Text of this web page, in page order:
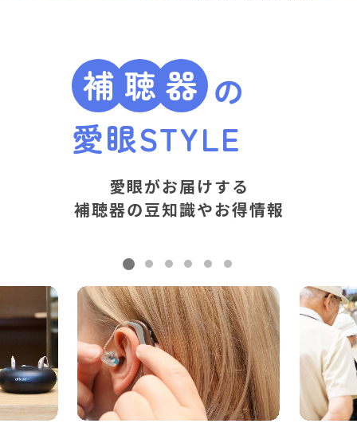
耳あかによる故障
耳あかが音の通り道（音
道）に詰まることにより
起こる故障です。購入時
に付属しているブラシな
い。
落下衝撃による故障
各補聴器メーカーは、補
聴器の落下テストを行い
補聴器の
愛眼STYLE
愛眼がお届けする
補聴器の豆知識やお得情報